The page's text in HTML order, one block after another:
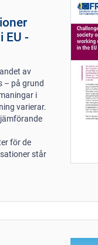
EU -
av
– på grund
i
varierar.
för de
står